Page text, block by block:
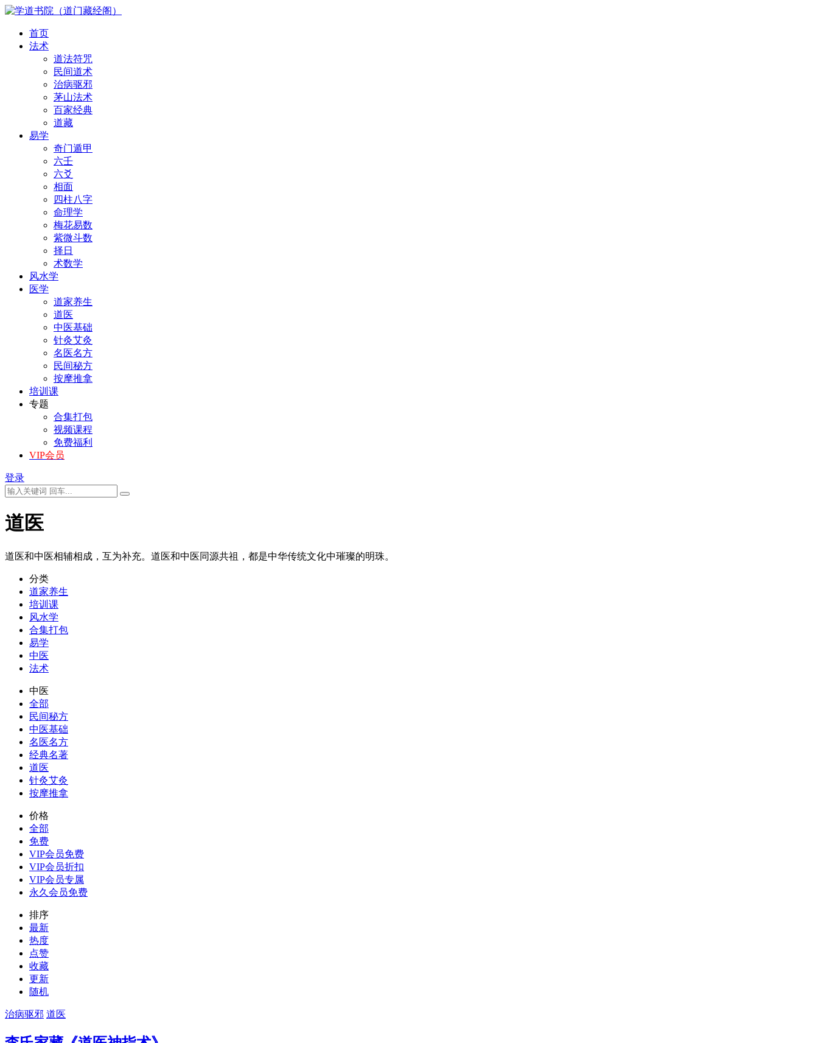
首页
法术
道法符咒
民间道术
治病驱邪
茅山法术
百家经典
道藏
易学
奇门遁甲
六壬
六爻
相面
四柱八字
命理学
梅花易数
紫微斗数
择日
术数学
风水学
医学
道家养生
道医
中医基础
针灸艾灸
名医名方
民间秘方
按摩推拿
培训课
专题
合集打包
视频课程
免费福利
VIP会员
登录
道医
道医和中医相辅相成，互为补充。道医和中医同源共祖，都是中华传统文化中璀璨的明珠。
分类
道家养生
培训课
风水学
合集打包
易学
中医
法术
中医
全部
民间秘方
中医基础
名医名方
经典名著
道医
针灸艾灸
按摩推拿
价格
全部
免费
VIP会员免费
VIP会员折扣
VIP会员专属
永久会员免费
排序
最新
热度
点赞
收藏
更新
随机
治病驱邪 道医